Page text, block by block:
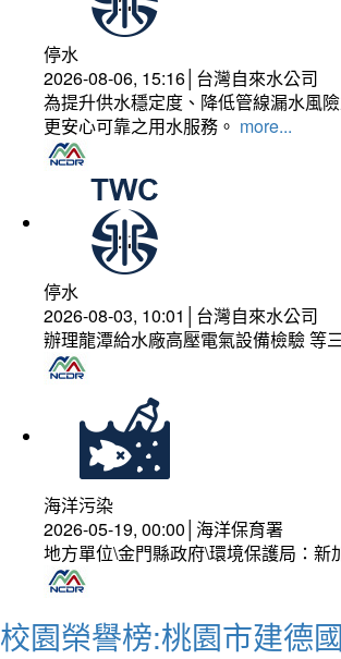
停水
2026-08-06, 15:16│台灣自來水公司
為提升供水穩定度、降低管線漏水風
更安心可靠之用水服務。 more...
停水
2026-08-03, 10:01│台灣自來水公司
辦理龍潭給水廠高壓電氣設備檢驗 等
海洋污染
2026-05-19, 00:00│海洋保育署
地方單位\金門縣政府\環境保護局：
校園榮譽榜:桃園市建德